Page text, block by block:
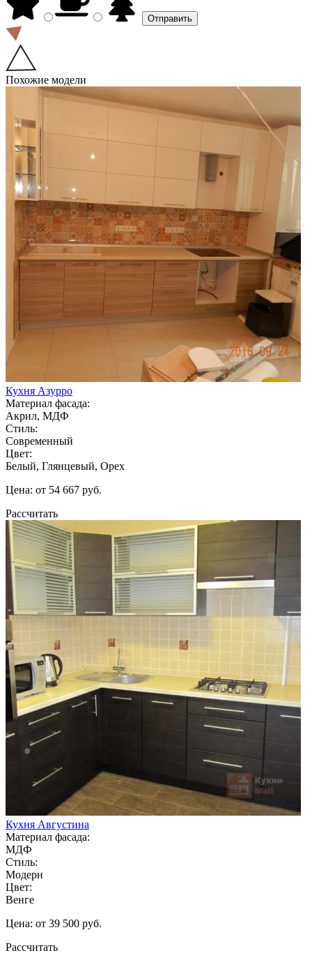
Похожие модели
Кухня Азурро
Материал фасада:
Акрил, МДФ
Стиль:
Современный
Цвет:
Белый, Глянцевый, Орех
Цена: от 54 667 руб.
Рассчитать
Кухня Августина
Материал фасада:
МДФ
Стиль:
Модерн
Цвет:
Венге
Цена: от 39 500 руб.
Рассчитать